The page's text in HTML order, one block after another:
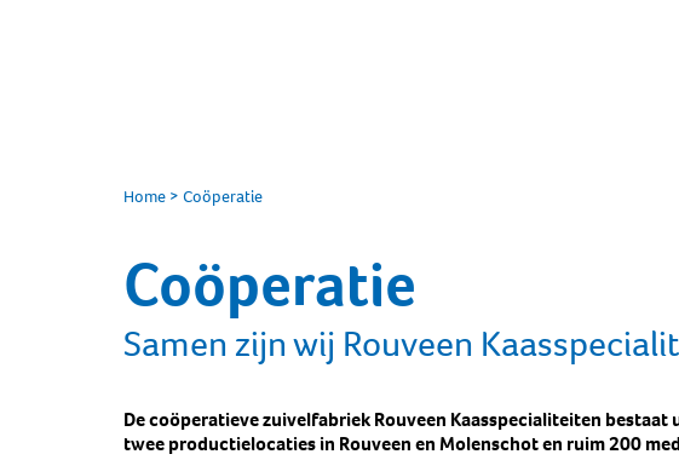
Home > Coöperatie
Coöperatie
Samen zijn wij Rouveen
De coöperatieve zuivelfabriek Rouveen Kaasspecialiteiten bestaat
twee productielocaties in Rouveen en Molenschot en ruim 200